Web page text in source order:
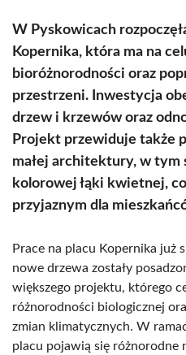
W Pyskowicach
Kopernika, która ma na
bioróżnorodności oraz
przestrzeni. Inwestycja
drzew i krzewów oraz
Projekt przewiduje także
małej architektury, w
kolorowej łąki kwietnej,
przyjaznym dla
Prace na placu Kopernika już
nowe drzewa zostały
większego projektu, którego
różnorodności biologicznej
zmian klimatycznych. W
placu pojawią się różnorodne